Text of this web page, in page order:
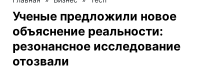
Ученые предложили новое
объяснение реальности:
резонансное исследование
отозвали